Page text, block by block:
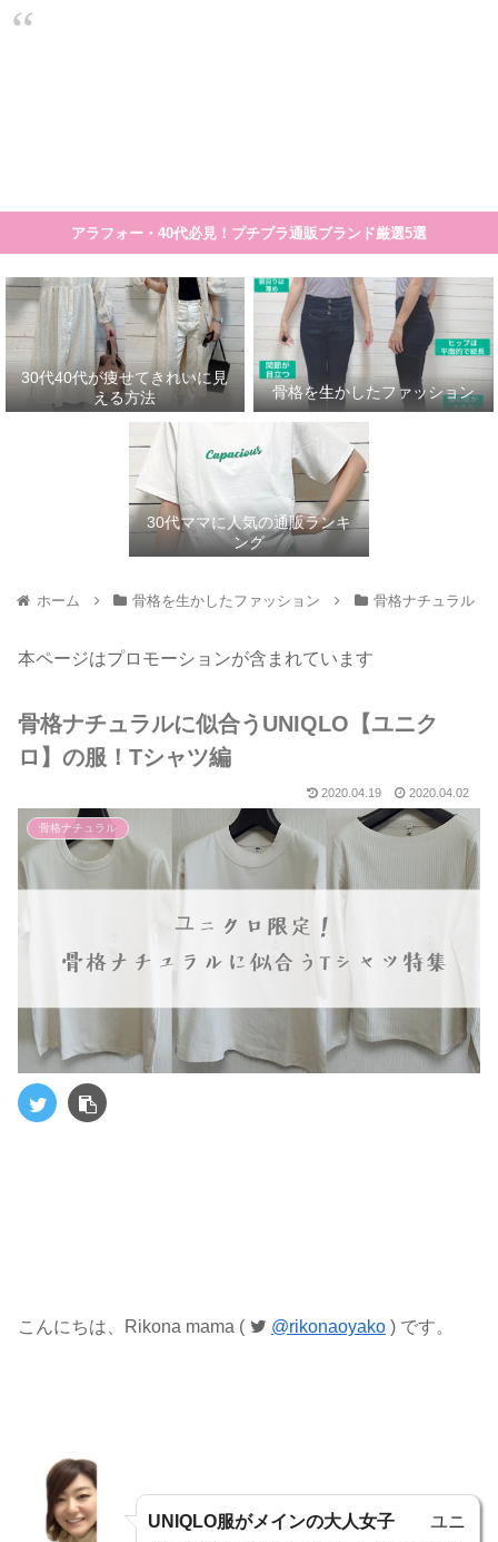
アラフォー・40代必見！プチプラ通販ブランド厳選5選
30代40代が痩せてきれいに見
える方法
骨格を生かしたファッション
30代ママに人気の通販ランキ
ング
ホーム 骨格を生かしたファッション 骨格ナチュラル
本ページはプロモーションが含まれています
骨格ナチュラルに似合うUNIQLO【ユニク
ロ】の服！Tシャツ編
2020.04.19 2020.04.02
骨格ナチュラル
こんにちは、Rikona mama ( @rikonaoyako ) です。
UNIQLO服がメインの大人女子 ユニ